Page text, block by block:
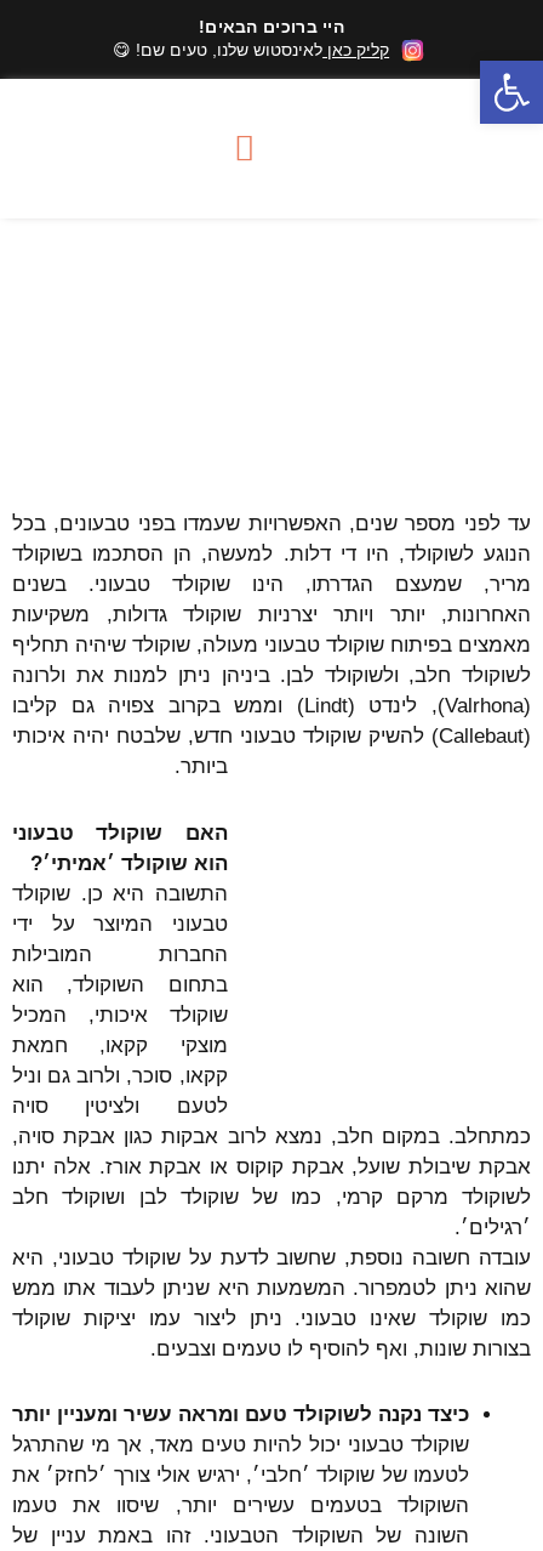
היי ברוכים הבאים!
קליק כאן לאינסטוש שלנו, טעים שם! 😋
עד לפני מספר שנים, האפשרויות שעמדו בפני טבעונים, בכל
הנוגע לשוקולד, היו די דלות. למעשה, הן הסתכמו בשוקולד
מריר, שמעצם הגדרתו, הינו שוקולד טבעוני. בשנים
האחרונות, יותר ויותר יצרניות שוקולד גדולות, משקיעות
מאמצים בפיתוח שוקולד טבעוני מעולה, שוקולד שיהיה תחליף
לשוקולד חלב, ולשוקולד לבן. ביניהן ניתן למנות את ולרונה
(Valrhona), לינדט (Lindt) וממש בקרוב צפויה גם קליבו
(Callebaut) להשיק שוקולד טבעוני חדש, שלבטח יהיה איכותי
ביותר.
האם שוקולד טבעוני
הוא שוקולד ׳אמיתי׳?
התשובה היא כן. שוקולד
טבעוני המיוצר על ידי
החברות המובילות
בתחום השוקולד, הוא
שוקולד איכותי, המכיל
מוצקי קקאו, חמאת
קקאו, סוכר, ולרוב גם וניל
לטעם ולציטין סויה
כמתחלב. במקום חלב, נמצא לרוב אבקות כגון אבקת סויה,
אבקת שיבולת שועל, אבקת קוקוס או אבקת אורז. אלה יתנו
לשוקולד מרקם קרמי, כמו של שוקולד לבן ושוקולד חלב
׳רגילים׳.
עובדה חשובה נוספת, שחשוב לדעת על שוקולד טבעוני, היא
שהוא ניתן לטמפרור. המשמעות היא שניתן לעבוד אתו ממש
כמו שוקולד שאינו טבעוני. ניתן ליצור עמו יציקות שוקולד
בצורות שונות, ואף להוסיף לו טעמים וצבעים.
כיצד נקנה לשוקולד טעם ומראה עשיר ומעניין יותר
שוקולד טבעוני יכול להיות טעים מאד, אך מי שהתרגל
לטעמו של שוקולד ׳חלבי׳, ירגיש אולי צורך ׳לחזק׳ את
השוקולד בטעמים עשירים יותר, שיסוו את טעמו
השונה של השוקולד הטבעוני. זהו באמת עניין של
פתח סרגל נגישות